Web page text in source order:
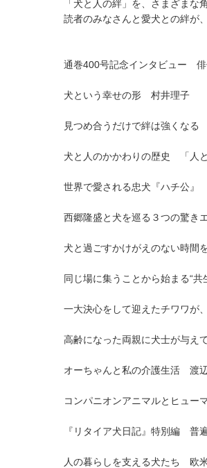
「犬と人の絆」を、さまざまな
読者のみなさんと愛犬との絆が
通巻400号記念インタビュー
犬という幸せの形 村井理子
見つめ合うだけで絆は強くな
犬と人のかかわりの歴史 「人
世界で愛される忠犬『ハチ公
西郷隆盛と犬を巡る３つの驚き
犬と過ごすかけがえのない時間
同じ場に集うことから始まる“
一大決心をして迎えたチワワ
高齢になった両親に犬士が与
オーちゃんと私の介護生活 渡
コンパニオンアニマルとヒュ
『リタイア犬日記』特別編 普
人の暮らしを支える犬たち 欧